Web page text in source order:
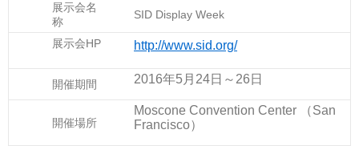
展示会名
称
SID Display Week
展示会HP http://www.sid.org/
開催期間 2016年5月24日～26日
開催場所
Moscone Convention Center （San
Francisco）